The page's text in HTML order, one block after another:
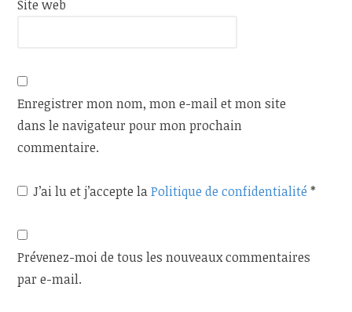
Site web
Enregistrer mon nom, mon e-mail et mon site
dans le navigateur pour mon prochain
commentaire.
J’ai lu et j’accepte laPolitique de confidentialité*
Prévenez-moi de tous les nouveaux commentaires
par e-mail.